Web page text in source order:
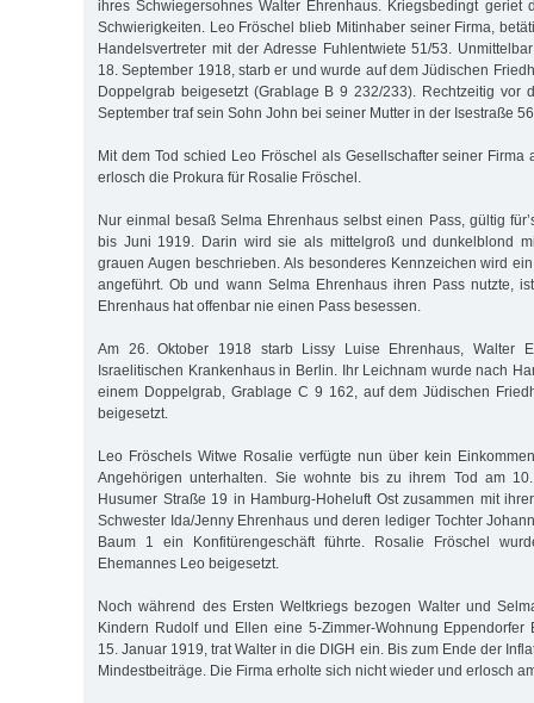
ihres Schwiegersohnes Walter Ehrenhaus. Kriegsbedingt geriet
Schwierigkeiten. Leo Fröschel blieb Mitinhaber seiner Firma,
Handelsvertreter mit der Adresse Fuhlentwiete 51/53.
18. September 1918, starb er und wurde auf dem Jüdischen
Doppelgrab beigesetzt (Grablage B 9 232/233). Rechtzeitig vor
September traf sein Sohn John bei seiner Mutter in der Isestraße
Mit dem Tod schied Leo Fröschel als Gesellschafter seiner Firma
erlosch die Prokura für Rosalie Fröschel.
Nur einmal besaß Selma Ehrenhaus selbst einen Pass, gültig
bis Juni 1919. Darin wird sie als mittelgroß und dunkelblond
grauen Augen beschrieben. Als besonderes Kennzeichen wird
angeführt. Ob und wann Selma Ehrenhaus ihren Pass nutzte,
Ehrenhaus hat offenbar nie einen Pass besessen.
Am 26. Oktober 1918 starb Lissy Luise Ehrenhaus, Walter
Israelitischen Krankenhaus in Berlin. Ihr Leichnam wurde nach
einem Doppelgrab, Grablage C 9 162, auf dem Jüdischen
beigesetzt.
Leo Fröschels Witwe Rosalie verfügte nun über kein
Angehörigen unterhalten. Sie wohnte bis zu ihrem Tod am
Husumer Straße 19 in Hamburg-Hoheluft Ost zusammen mit
Schwester Ida/Jenny Ehrenhaus und deren lediger Tochter
Baum 1 ein Konfitürengeschäft führte. Rosalie Fröschel
Ehemannes Leo beigesetzt.
Noch während des Ersten Weltkriegs bezogen Walter und
Kindern Rudolf und Ellen eine 5-Zimmer-Wohnung Eppendorfer
15. Januar 1919, trat Walter in die DIGH ein. Bis zum Ende der
Mindestbeiträge. Die Firma erholte sich nicht wieder und erlosch